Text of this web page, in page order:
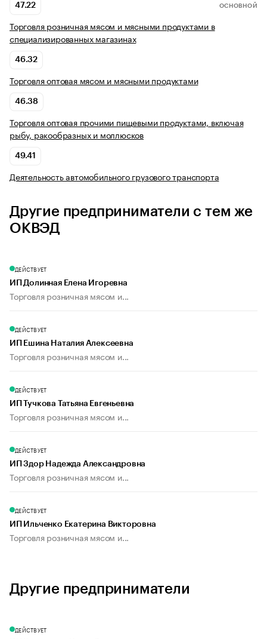
47.22 ОСНОВНОЙ
Торговля розничная мясом и мясными продуктами в
специализированных магазинах
46.32
Торговля оптовая мясом и мясными продуктами
46.38
Торговля оптовая прочими пищевыми продуктами, включая
рыбу, ракообразных и моллюсков
49.41
Деятельность автомобильного грузового транспорта
Другие предприниматели с тем же
ОКВЭД
ДЕЙСТВУЕТ
ИП Долинная Елена Игоревна
Торговля розничная мясом и...
ДЕЙСТВУЕТ
ИП Ешина Наталия Алексеевна
Торговля розничная мясом и...
ДЕЙСТВУЕТ
ИП Тучкова Татьяна Евгеньевна
Торговля розничная мясом и...
ДЕЙСТВУЕТ
ИП Здор Надежда Александровна
Торговля розничная мясом и...
ДЕЙСТВУЕТ
ИП Ильченко Екатерина Викторовна
Торговля розничная мясом и...
Другие предприниматели
ДЕЙСТВУЕТ